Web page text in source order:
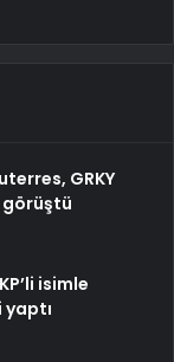
GRKY
isimle